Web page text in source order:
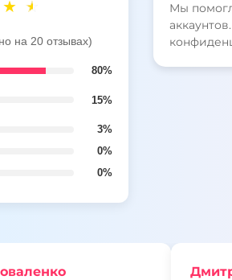
на 20 отзывах)
80%
15%
3%
0%
0%
Мы